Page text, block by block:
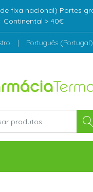
fixa nacional) Portes
Continental > 40€
| Português (Portugal)